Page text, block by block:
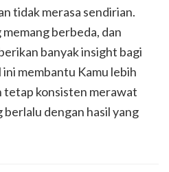
tidak merasa sendirian.
berbeda, dan
banyak insight bagi
membantu Kamu lebih
tetap konsisten merawat
dengan hasil yang